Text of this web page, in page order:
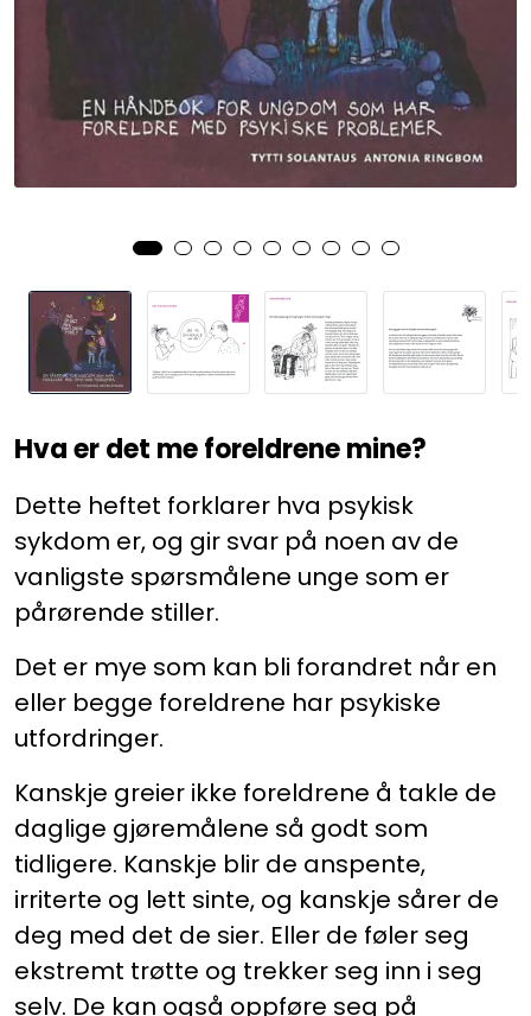
Hva er det me foreldrene mine?
Dette heftet forklarer hva psykisk
sykdom er, og gir svar på noen av de
vanligste spørsmålene unge som er
pårørende stiller.
Det er mye som kan bli forandret når en
eller begge foreldrene har psykiske
utfordringer.
Kanskje greier ikke foreldrene å takle de
daglige gjøremålene så godt som
tidligere. Kanskje blir de anspente,
irriterte og lett sinte, og kanskje sårer de
deg med det de sier. Eller de føler seg
ekstremt trøtte og trekker seg inn i seg
selv. De kan også oppføre seg på
Kurs og arrangementer